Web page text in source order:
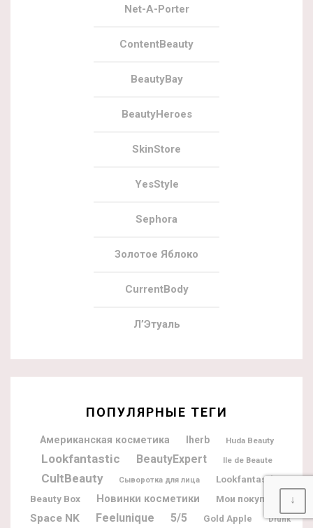
Net-A-Porter
ContentBeauty
BeautyBay
BeautyHeroes
SkinStore
YesStyle
Sephora
Золотое Яблоко
CurrentBody
Л’Этуаль
ПОПУЛЯРНЫЕ ТЕГИ
Американская косметика Iherb Huda Beauty
Lookfantastic BeautyExpert Ile de Beaute
CultBeauty Сыворотка для лица
Lookfantastic
Beauty Box
Новинки косметики Мои покупки
Space NK Feelunique 5/5 Gold Apple Drunk
↓